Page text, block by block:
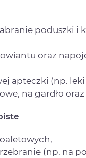
poduszki i
oraz
apteczki (np. leki
na gardło
(np. na